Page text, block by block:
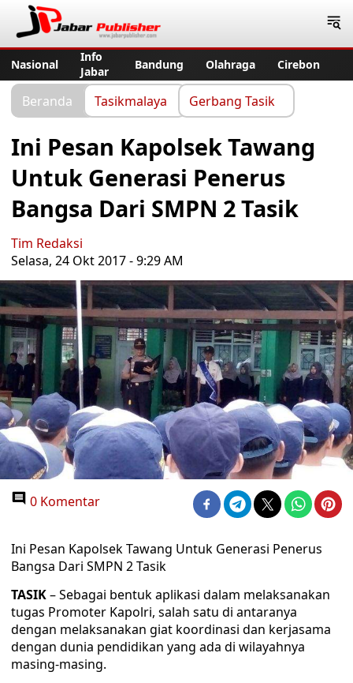
Nasional
Info
Jabar
Bandung Olahraga Cirebon
Beranda Tasikmalaya Gerbang Tasik
Ini Pesan Kapolsek Tawang
Untuk Generasi Penerus
Bangsa Dari SMPN 2 Tasik
Tim Redaksi
Selasa, 24 Okt 2017 - 9:29 AM
0 Komentar
Ini Pesan Kapolsek Tawang Untuk Generasi Penerus
Bangsa Dari SMPN 2 Tasik
TASIK– Sebagai bentuk aplikasi dalam melaksanakan
tugas Promoter Kapolri, salah satu di antaranya
dengan melaksanakan giat koordinasi dan kerjasama
dengan dunia pendidikan yang ada di wilayahnya
masing-masing.